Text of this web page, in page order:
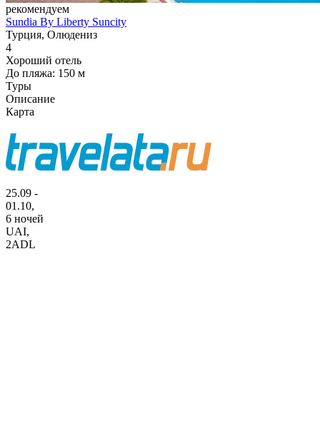
рекомендуем
Sundia By Liberty Suncity
Турция, Олюдениз
4
Хороший отель
До пляжа: 150 м
Туры
Описание
Карта
25.09 -
01.10,
6 ночей
UAI,
2ADL